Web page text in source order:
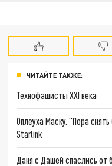
ЧИТАЙТЕ ТАКЖЕ:
Технофашисты XXI века
Оплеуха Маску. "Пора
Starlink
Даня с Дашей спаслись от